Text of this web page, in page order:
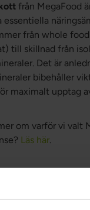
från MegaFood
från whole
till skillnad från
Det är
bibehåller
maximalt upptag
om varför vi valt
Läs här.
& DOSERING